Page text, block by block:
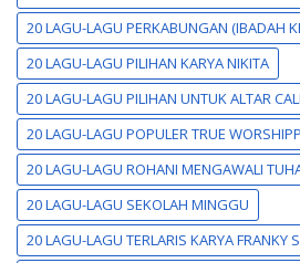
20 LAGU-LAGU PERKABUNGAN (IBADAH
20 LAGU-LAGU PILIHAN KARYA NIKITA
20 LAGU-LAGU PILIHAN UNTUK ALTAR
20 LAGU-LAGU POPULER TRUE
20 LAGU-LAGU ROHANI MENGAWALI
20 LAGU-LAGU SEKOLAH MINGGU
20 LAGU-LAGU TERLARIS KARYA FRANKY